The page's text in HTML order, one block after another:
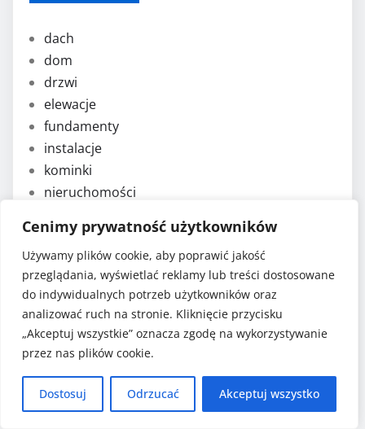
Cenimy prywatność użytkowników
Używamy plików cookie, aby poprawić jakość
przeglądania, wyświetlać reklamy lub treści dostosowane
do indywidualnych potrzeb użytkowników oraz
analizować ruch na stronie. Kliknięcie przycisku
„Akceptuj wszystkie” oznacza zgodę na wykorzystywanie
przez nas plików cookie.
Dostosuj Odrzucać Akceptuj wszystko
dach
dom
drzwi
elewacje
fundamenty
instalacje
kominki
nieruchomości
ogrzewanie
okna
podłoga
podłogi
przemysł
ściany